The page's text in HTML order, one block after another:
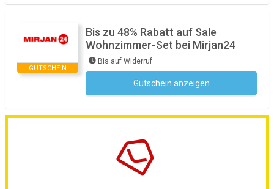
GUTSCHEIN
Bis zu 48% Rabatt auf Sale
Wohnzimmer-Set bei Mirjan24
Bis auf Widerruf
Gutschein anzeigen